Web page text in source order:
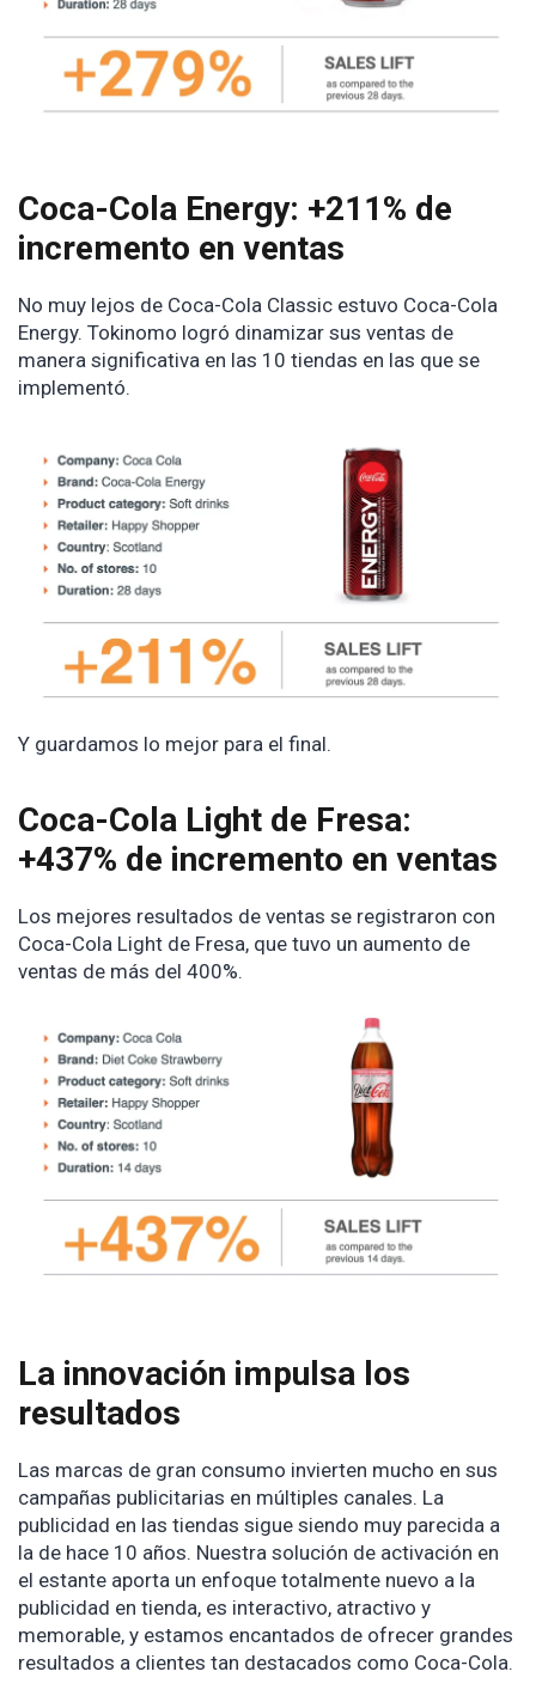
Coca-Cola Energy: +211% de
incremento en ventas
No muy lejos de Coca-Cola Classic estuvo Coca-Cola
Energy. Tokinomo logró dinamizar sus ventas de
manera significativa en las 10 tiendas en las que se
implementó.
Y guardamos lo mejor para el final.
Coca-Cola Light de Fresa:
+437% de incremento en ventas
Los mejores resultados de ventas se registraron con
Coca-Cola Light de Fresa, que tuvo un aumento de
ventas de más del 400%.
La innovación impulsa los
resultados
Las marcas de gran consumo invierten mucho en sus
campañas publicitarias en múltiples canales. La
publicidad en las tiendas sigue siendo muy parecida a
la de hace 10 años. Nuestra solución de activación en
el estante aporta un enfoque totalmente nuevo a la
publicidad en tienda, es interactivo, atractivo y
memorable, y estamos encantados de ofrecer grandes
resultados a clientes tan destacados como Coca-Cola.